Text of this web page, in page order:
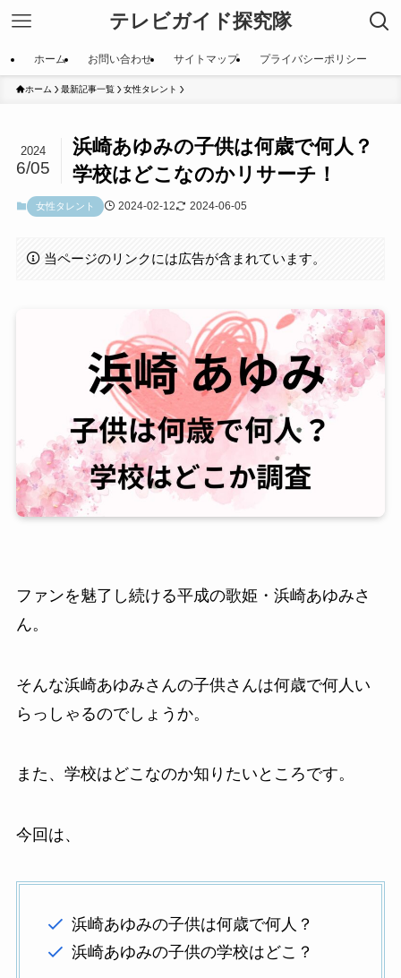
テレビガイド探究隊
ホーム お問い合わせ サイトマップ プライバシーポリシー
ホーム 最新記事一覧 女性タレント
浜崎あゆみの子供は何歳で何人？
学校はどこなのかリサーチ！
2024
6/05
女性タレント 2024-02-12 2024-06-05
当ページのリンクには広告が含まれています。
ファンを魅了し続ける平成の歌姫・浜崎あゆみさ
ん。
そんな浜崎あゆみさんの子供さんは何歳で何人い
らっしゃるのでしょうか。
また、学校はどこなのか知りたいところです。
今回は、
浜崎あゆみの子供は何歳で何人？
浜崎あゆみの子供の学校はどこ？